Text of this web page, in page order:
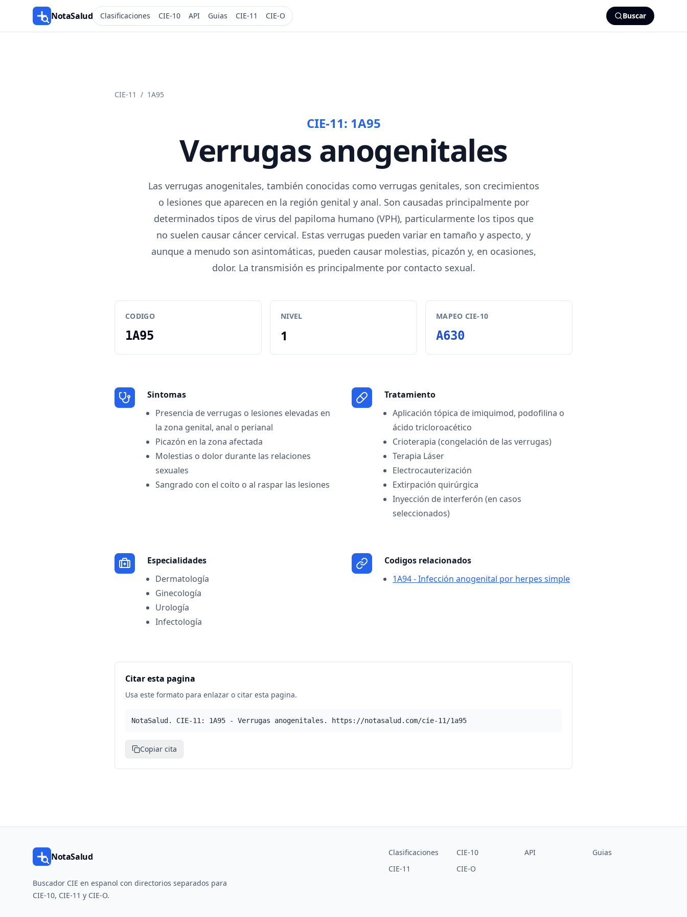
NotaSalud Clasificaciones CIE-10 API Guias CIE-11 CIE-O Buscar
CIE-11 / 1A95
CIE-11: 1A95
Verrugas anogenitales
Las verrugas anogenitales, también conocidas como verrugas genitales, son crecimientos
o lesiones que aparecen en la región genital y anal. Son causadas principalmente por
determinados tipos de virus del papiloma humano (VPH), particularmente los tipos que
no suelen causar cáncer cervical. Estas verrugas pueden variar en tamaño y aspecto, y
aunque a menudo son asintomáticas, pueden causar molestias, picazón y, en ocasiones,
dolor. La transmisión es principalmente por contacto sexual.
CODIGO
1A95
NIVEL
1
MAPEO CIE-10
A630
Sintomas
Presencia de verrugas o lesiones elevadas en
la zona genital, anal o perianal
Picazón en la zona afectada
Molestias o dolor durante las relaciones
sexuales
Sangrado con el coito o al raspar las lesiones
Tratamiento
Aplicación tópica de imiquimod, podofilina o
ácido tricloroacético
Crioterapia (congelación de las verrugas)
Terapia Láser
Electrocauterización
Extirpación quirúrgica
Inyección de interferón (en casos
seleccionados)
Especialidades
Dermatología
Ginecología
Urología
Infectología
Codigos relacionados
1A94 - Infección anogenital por herpes simple
Citar esta pagina
Usa este formato para enlazar o citar esta pagina.
NotaSalud. CIE-11: 1A95 - Verrugas anogenitales. https://notasalud.com/cie-11/1a95
Copiar cita
NotaSalud
Buscador CIE en espanol con directorios separados para
CIE-10, CIE-11 y CIE-O.
Clasificaciones CIE-10 API
Guias
CIE-11
CIE-O